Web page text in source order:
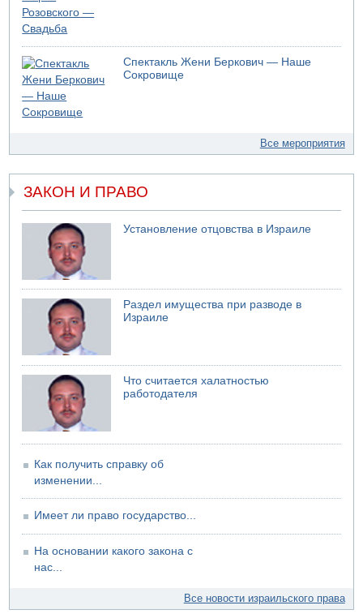
Спектакль Жени Беркович — Наше
Сокровище
Все мероприятия
ЗАКОН И ПРАВО
Установление отцовства в Израиле
Раздел имущества при разводе в
Израиле
Что считается халатностью
работодателя
Как получить справку об
изменении...
Имеет ли право государство...
На основании какого закона с
нас...
Все новости израильского права